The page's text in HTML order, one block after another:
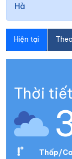
Hà
Hiện tại
Thời
Thấp/